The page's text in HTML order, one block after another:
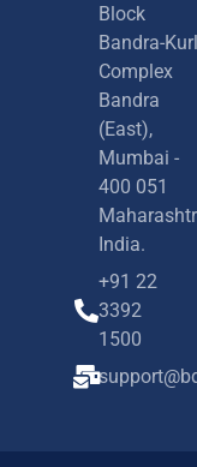
Block
Bandra-
Complex
Bandra
(East),
Mumbai -
400 051
India.
+91 22
3392
1500